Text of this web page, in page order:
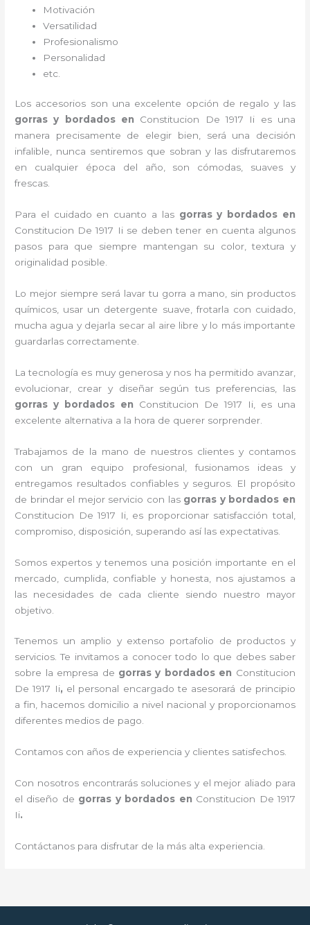
Motivación
Versatilidad
Profesionalismo
Personalidad
etc.
Los accesorios son una excelente opción de regalo y las
gorras y bordadosen Constitucion De 1917 Ii es una
manera precisamente de elegir bien, será una decisión
infalible, nunca sentiremos que sobran y las disfrutaremos
en cualquier época del año, son cómodas, suaves y
frescas.
Para el cuidado en cuanto a las gorras y bordados en
Constitucion De 1917 Ii se deben tener en cuenta algunos
pasos para que siempre mantengan su color, textura y
originalidad posible.
Lo mejor siempre será lavar tu gorra a mano, sin productos
químicos, usar un detergente suave, frotarla con cuidado,
mucha agua y dejarla secar al aire libre y lo más importante
guardarlas correctamente.
La tecnología es muy generosa y nos ha permitido avanzar,
evolucionar, crear y diseñar según tus preferencias, las
gorras y bordados en Constitucion De 1917 Ii, es una
excelente alternativa a la hora de querer sorprender.
Trabajamos de la mano de nuestros clientes y contamos
con un gran equipo profesional, fusionamos ideas y
entregamos resultados confiables y seguros. El propósito
de brindar el mejor servicio con las gorras y bordados en
Constitucion De 1917 Ii, es proporcionar satisfacción total,
compromiso, disposición, superando así las expectativas.
Somos expertos y tenemos una posición importante en el
mercado, cumplida, confiable y honesta, nos ajustamos a
las necesidades de cada cliente siendo nuestro mayor
objetivo.
Tenemos un amplio y extenso portafolio de productos y
servicios. Te invitamos a conocer todo lo que debes saber
sobre la empresa de gorras y bordadosen Constitucion
De 1917 Ii, el personal encargado te asesorará de principio
a fin, hacemos domicilio a nivel nacional y proporcionamos
diferentes medios de pago.
Contamos con años de experiencia y clientes satisfechos.
Con nosotros encontrarás soluciones y el mejor aliado para
el diseño de gorras y bordados en Constitucion De 1917
Ii.
Contáctanos para disfrutar de la más alta experiencia.